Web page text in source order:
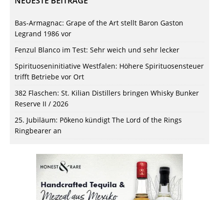
Bas-Armagnac: Grape of the Art stellt Baron Gaston
Legrand 1986 vor
Fenzul Blanco im Test: Sehr weich und sehr lecker
Spirituoseninitiative Westfalen: Höhere Spirituosensteuer
trifft Betriebe vor Ort
382 Flaschen: St. Kilian Distillers bringen Whisky Bunker
Reserve II / 2026
25. Jubiläum: Pōkeno kündigt The Lord of the Rings
Ringbearer an